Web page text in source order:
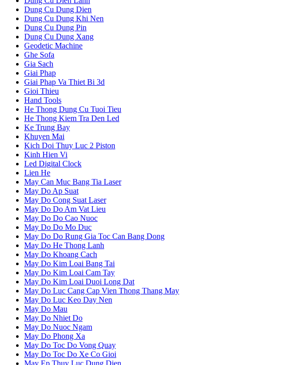
Dung Cu Dung Dien
Dung Cu Dung Khi Nen
Dung Cu Dung Pin
Dung Cu Dung Xang
Geodetic Machine
Ghe Sofa
Gia Sach
Giai Phap
Giai Phap Va Thiet Bi 3d
Gioi Thieu
Hand Tools
He Thong Dung Cu Tuoi Tieu
He Thong Kiem Tra Den Led
Ke Trung Bay
Khuyen Mai
Kich Doi Thuy Luc 2 Piston
Kinh Hien Vi
Led Digital Clock
Lien He
May Can Muc Bang Tia Laser
May Do Ap Suat
May Do Cong Suat Laser
May Do Do Am Vat Lieu
May Do Do Cao Nuoc
May Do Do Mo Duc
May Do Do Rung Gia Toc Can Bang Dong
May Do He Thong Lanh
May Do Khoang Cach
May Do Kim Loai Bang Tai
May Do Kim Loai Cam Tay
May Do Kim Loai Duoi Long Dat
May Do Luc Cang Cap Vien Thong Thang May
May Do Luc Keo Day Nen
May Do Mau
May Do Nhiet Do
May Do Nuoc Ngam
May Do Phong Xa
May Do Toc Do Vong Quay
May Do Toc Do Xe Co Gioi
May Ep Thuy Luc Dung Dien